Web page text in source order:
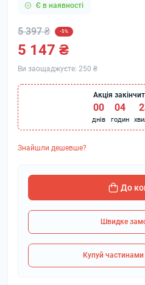
Є в наявності
5 397 ₴ -5%
5 147 ₴
Ви заощаджуєте: 250 ₴
Акція
00
днів
04
годин
Знайшли дешевше?
До
Швидке
Купуй